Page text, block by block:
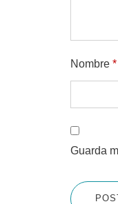
Nombre *
Guarda